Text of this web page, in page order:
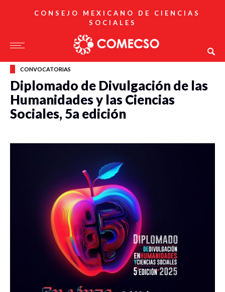
CONSEJO MEXICANO DE CIENCIAS
SOCIALES
CONVOCATORIAS
Diplomado de Divulgación de las
Humanidades y las Ciencias
Sociales, 5a edición